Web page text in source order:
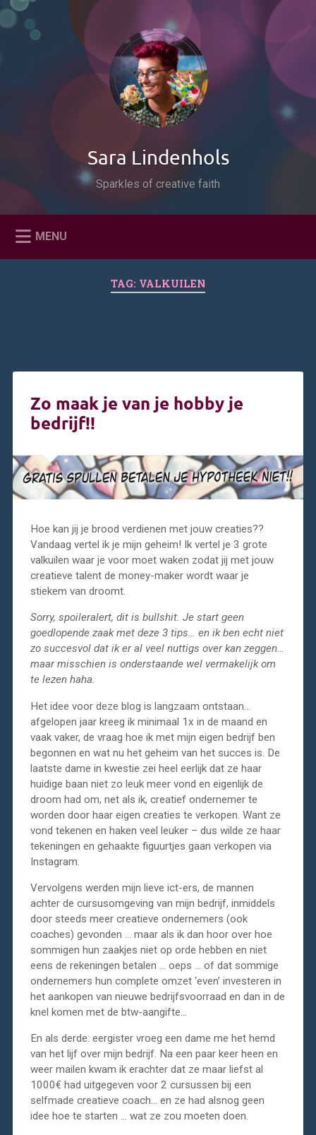
Naar
inhoud
Zoeken
Sara Lindenhols
Sparkles of creative faith
MENU
TAG: VALKUILEN
Zo maak je van je hobby je
bedrijf!!
Hoe kan jij je brood verdienen met jouw creaties??
Vandaag vertel ik je mijn geheim! Ik vertel je 3 grote
valkuilen waar je voor moet waken zodat jij met jouw
creatieve talent de money-maker wordt waar je
stiekem van droomt.
Sorry, spoileralert, dit is bullshit. Je start geen
goedlopende zaak met deze 3 tips… en ik ben echt niet
zo succesvol dat ik er al veel nuttigs over kan zeggen…
maar misschien is onderstaande wel vermakelijk om
te lezen haha.
Het idee voor deze blog is langzaam ontstaan…
afgelopen jaar kreeg ik minimaal 1x in de maand en
vaak vaker, de vraag hoe ik met mijn eigen bedrijf ben
begonnen en wat nu het geheim van het succes is. De
laatste dame in kwestie zei heel eerlijk dat ze haar
huidige baan niet zo leuk meer vond en eigenlijk de
droom had om, net als ik, creatief ondernemer te
worden door haar eigen creaties te verkopen. Want ze
vond tekenen en haken veel leuker – dus wilde ze haar
tekeningen en gehaakte figuurtjes gaan verkopen via
Instagram.
Vervolgens werden mijn lieve ict-ers, de mannen
achter de cursusomgeving van mijn bedrijf, inmiddels
door steeds meer creatieve ondernemers (ook
coaches) gevonden … maar als ik dan hoor over hoe
sommigen hun zaakjes niet op orde hebben en niet
eens de rekeningen betalen … oeps … of dat sommige
ondernemers hun complete omzet ‘even’ investeren in
het aankopen van nieuwe bedrijfsvoorraad en dan in de
knel komen met de btw-aangifte…
En als derde: eergister vroeg een dame me het hemd
van het lijf over mijn bedrijf. Na een paar keer heen en
weer mailen kwam ik erachter dat ze maar liefst al
1000€ had uitgegeven voor 2 cursussen bij een
selfmade creatieve coach… en ze had alsnog geen
idee hoe te starten … wat ze zou moeten doen.